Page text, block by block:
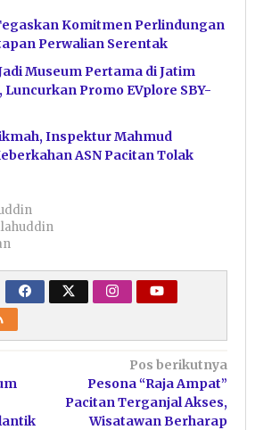
Komitmen Perlindungan
Perwalian Serentak
Museum Pertama di Jatim
Luncurkan Promo EVplore SBY-
Inspektur Mahmud
ASN Pacitan Tolak
Pos berikutnya
Pesona “Raja Ampat”
Pacitan Terganjal Akses,
Wisatawan Berharap